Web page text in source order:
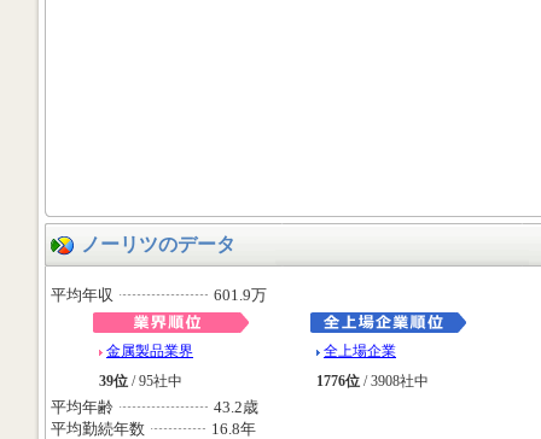
ノーリツのデータ
平均年収 601.9万
金属製品業界
39位 / 95社中
全上場企業
1776位 / 3908社中
平均年齢
43.2歳
平均勤続年数
16.8年